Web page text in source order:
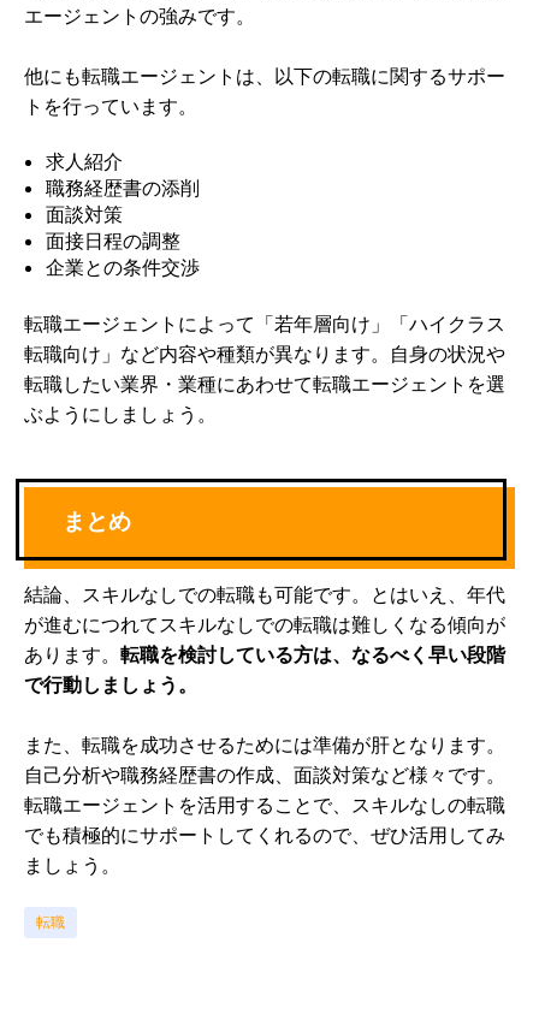
エージェントの強みです。
他にも転職エージェントは、以下の転職に関するサポー
トを行っています。
求人紹介
職務経歴書の添削
面談対策
面接日程の調整
企業との条件交渉
転職エージェントによって「若年層向け」「ハイクラス
転職向け」など内容や種類が異なります。自身の状況や
転職したい業界・業種にあわせて転職エージェントを選
ぶようにしましょう。
まとめ
結論、スキルなしでの転職も可能です。とはいえ、年代
が進むにつれてスキルなしでの転職は難しくなる傾向が
あります。 転職を検討している方は、なるべく早い段階
で行動しましょう。
また、転職を成功させるためには準備が肝となります。
自己分析や職務経歴書の作成、面談対策など様々です。
転職エージェントを活用することで、スキルなしの転職
でも積極的にサポートしてくれるので、ぜひ活用してみ
ましょう。
転職